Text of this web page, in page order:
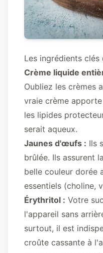
Les ingrédients
Crème liquide
Oubliez les crèmes
vraie crème
les lipides
serait aqueux.
Jaunes d'œufs : Ils
brûlée. Ils assurent
belle couleur dorée
essentiels (choline,
Érythritol : Votre
l'appareil sans
surtout, il est
croûte cassante à